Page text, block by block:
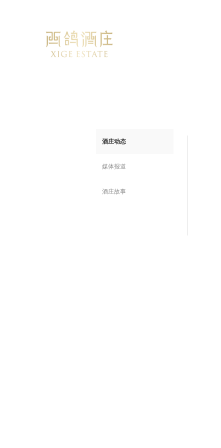
酒庄动态
媒体报道
酒庄故事